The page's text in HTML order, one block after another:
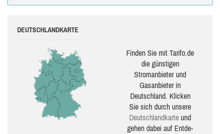
DEUTSCHLANDKARTE
Finden Sie mit Tarifo.de
die güns­ti­gen
Stromanbieter und
Gasanbieter in
Deutschland. Klicken
Sie sich durch unsere
Deutsch­land­karte und
gehen dabei auf Ent­de­